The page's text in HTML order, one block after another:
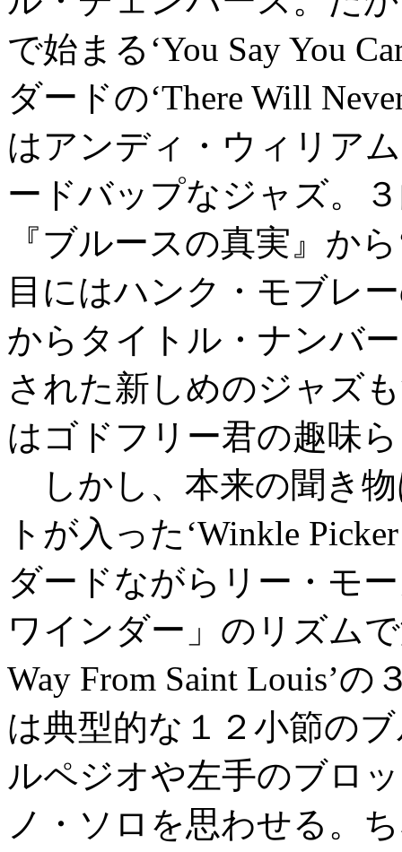
で始まる‘You Say You
ダードの‘There Will
はアンディ・ウィリア
ードバップなジャズ。
『ブルースの真実』か
目にはハンク・モブレ
からタイトル・ナンバ
された新しめのジャズ
はゴドフリー君の趣味
しかし、本来の聞き
トが入った‘Winkle
ダードながらリー・モ
ワインダー」のリズムで
Way From Saint Louis’
は典型的な１２小節の
ルペジオや左手のブロ
ノ・ソロを思わせる。